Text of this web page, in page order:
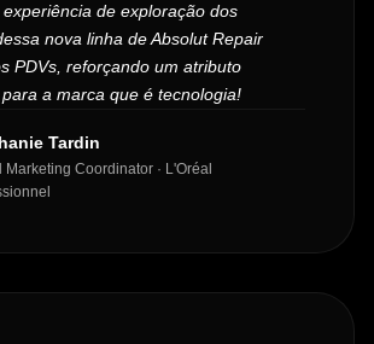
de exploração dos
nova linha de Absolut Repair
PDVs, reforçando um atributo
a marca que é tecnologia!
Tardin
Marketing Coordinator · L'Oréal